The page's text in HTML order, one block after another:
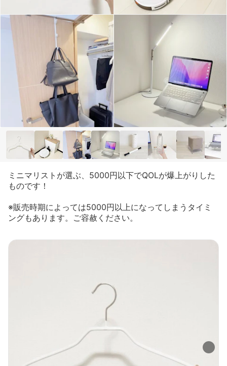
ミニマリストが選ぶ、5000円以下でQOLが爆上がりした
ものです！
※販売時期によっては5000円以上になってしまうタイミ
ングもあります。ご容赦ください。